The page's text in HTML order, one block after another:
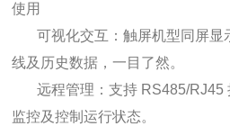
使用
可视化交互：触屏机型同屏显
线及历史数据，一目了然。
远程管理：支持 RS485/RJ45
监控及控制运行状态。